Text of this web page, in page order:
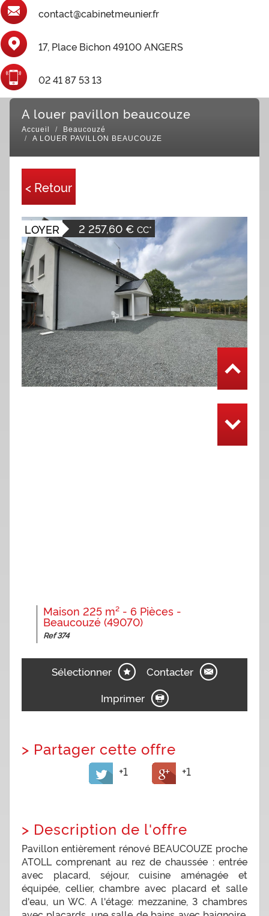
contact@cabinetmeunier.fr
17, Place Bichon 49100 ANGERS
02 41 87 53 13
a louer pavillon beaucouze
Accueil
Beaucouzé
A LOUER PAVILLON BEAUCOUZE
< Retour
LOYER 2 257,60 € CC*
Maison 225 m² - 6 Pièces -
Beaucouzé (49070)
Ref 374
Sélectionner
Contacter
Imprimer
> Partager cette offre
+1 +1
> Description de l'offre
Pavillon entièrement rénové BEAUCOUZE proche
ATOLL comprenant au rez de chaussée : entrée
avec placard, séjour, cuisine aménagée et
équipée, cellier, chambre avec placard et salle
d'eau, un WC. A l'étage: mezzanine, 3 chambres